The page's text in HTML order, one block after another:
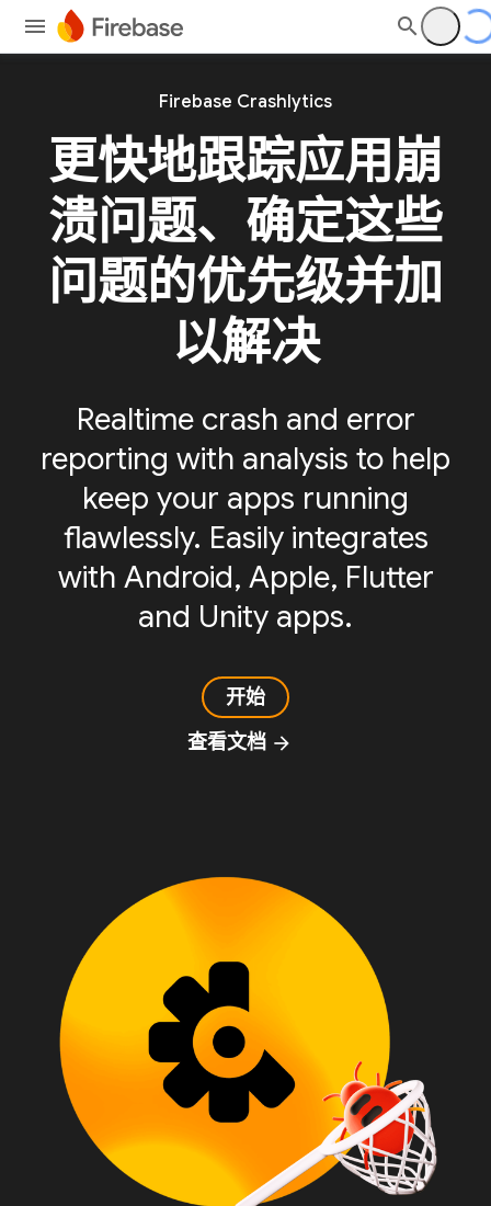
Firebase Crashlytics
更快地跟踪应用崩
溃问题、确定这些
问题的优先级并加
以解决
Realtime crash and error
reporting with analysis to help
keep your apps running
flawlessly. Easily integrates
with Android, Apple, Flutter
and Unity apps.
开始
查看文档 arrow_forward